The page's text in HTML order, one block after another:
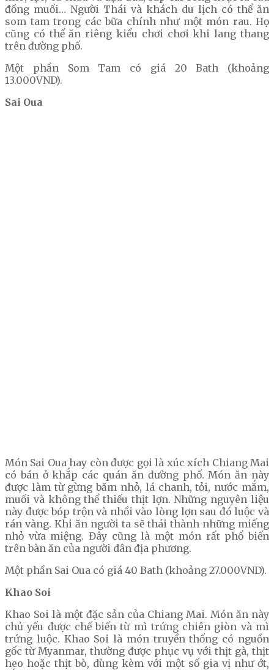
đồng muối… Người Thái và khách du lịch có thể ăn
som tam trong các bữa chính như một món rau. Họ
cũng có thể ăn riêng kiểu chơi chơi khi lang thang
trên đường phố.
Một phần Som Tam có giá 20 Bath (khoảng
13.000VND).
Sai Oua
Món Sai Oua hay còn được gọi là xúc xích Chiang Mai
có bán ở khắp các quán ăn đường phố. Món ăn này
được làm từ gừng băm nhỏ, lá chanh, tỏi, nước mắm,
muối và không thể thiếu thịt lợn. Những nguyên liệu
này được bóp trộn và nhồi vào lòng lợn sau đó luộc và
rán vàng. Khi ăn người ta sẽ thái thành những miếng
nhỏ vừa miệng. Đây cũng là một món rất phổ biến
trên bàn ăn của người dân địa phương.
Một phần Sai Oua có giá 40 Bath (khoảng 27.000VND).
Khao Soi
Khao Soi là một đặc sản của Chiang Mai. Món ăn này
chủ yếu được chế biến từ mì trứng chiên giòn và mì
trứng luộc. Khao Soi là món truyền thống có nguồn
gốc từ Myanmar, thường được phục vụ với thịt gà, thịt
heo hoặc thịt bò, dùng kèm với một số gia vị như ớt,